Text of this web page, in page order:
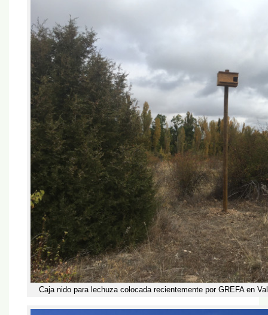
Caja nido para lechuza colocada recientemente por GREFA en